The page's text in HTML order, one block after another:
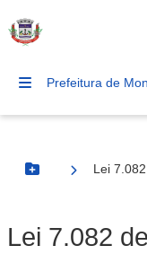
Prefeitura de
Botão Menu
Lei
Lei 7.082